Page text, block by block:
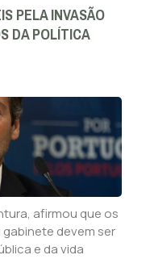
PELA INVASÃO
DA POLÍTICA
afirmou que os
devem ser
e da vida